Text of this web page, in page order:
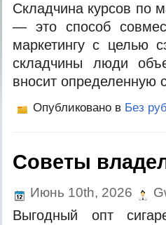
Складчина курсов по
— это способ
маркетингу с целью
складчины люди
вносит определенную
Опубликовано в Без
Советы
Июнь 10th, 2026
Выгодный опт